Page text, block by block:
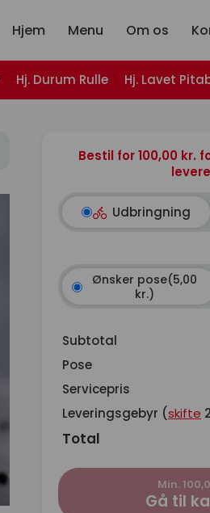
Hjem Menu Om os
Hj. Durum Rulle Hj. Lavet
Bestil for 100,00 kr.
Udbringning
Ønsker pose(5,00
kr.)
Subtotal
Pose
Servicepris
Leveringsgebyr (skifte
Total
Min.
Gå til